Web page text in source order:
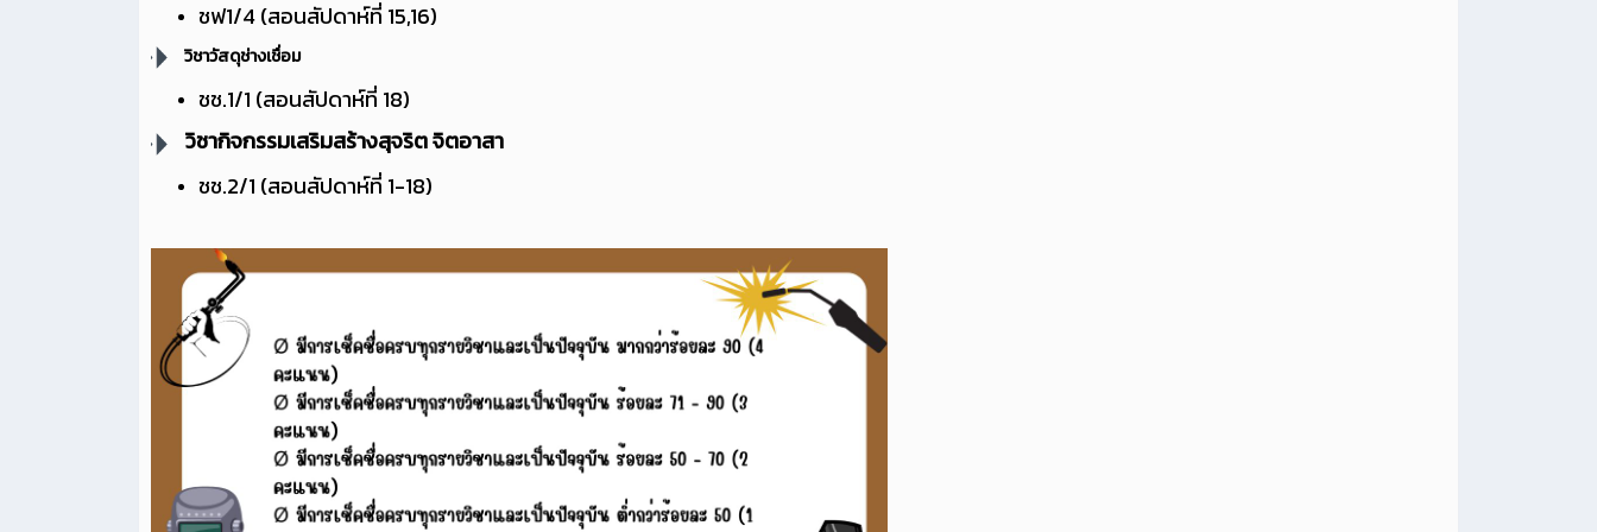
ชฟ1/4 (สอนสัปดาห์ที่ 15,16)
วิชาวัสดุช่างเชื่อม
ชช.1/1 (สอนสัปดาห์ที่ 18)
วิชากิจกรรมเสริมสร้างสุจริต จิตอาสา
ชช.2/1 (สอนสัปดาห์ที่ 1-18)